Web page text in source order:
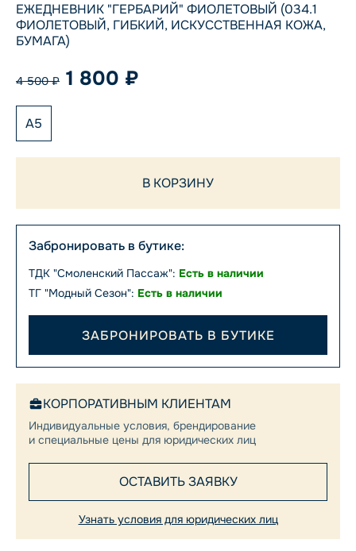
ЕЖЕДНЕВНИК "ГЕРБАРИЙ" ФИОЛЕТОВЫЙ (034.1
ФИОЛЕТОВЫЙ, ГИБКИЙ, ИСКУССТВЕННАЯ КОЖА,
БУМАГА)
4 500 ₽ 1 800 ₽
А5
В КОРЗИНУ
Забронировать в бутике:
ТДК "Смоленский Пассаж": Есть в наличии
ТГ "Модный Сезон": Есть в наличии
ЗАБРОНИРОВАТЬ В БУТИКЕ
КОРПОРАТИВНЫМ КЛИЕНТАМ
Индивидуальные условия, брендирование
и специальные цены для юридических лиц
ОСТАВИТЬ ЗАЯВКУ
Узнать условия для юридических лиц